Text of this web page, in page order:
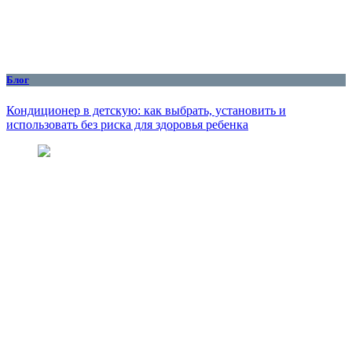
Блог
Кондиционер в детскую: как выбрать, установить и
использовать без риска для здоровья ребенка